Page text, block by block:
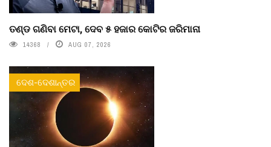
ତଣ୍ଡ ଗଣିବା ମେଟା, ଦେବ ୫ ହଜାର କୋଟିର ଜରିମାନା
14368 AUG 07, 2026
ଦେଶ-ଦେଶାନ୍ତର